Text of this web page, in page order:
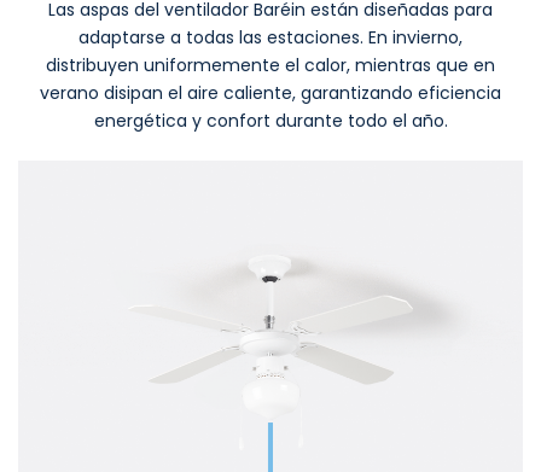
Las aspas del ventilador Baréin están diseñadas para
adaptarse a todas las estaciones. En invierno,
distribuyen uniformemente el calor, mientras que en
verano disipan el aire caliente, garantizando eficiencia
energética y confort durante todo el año.